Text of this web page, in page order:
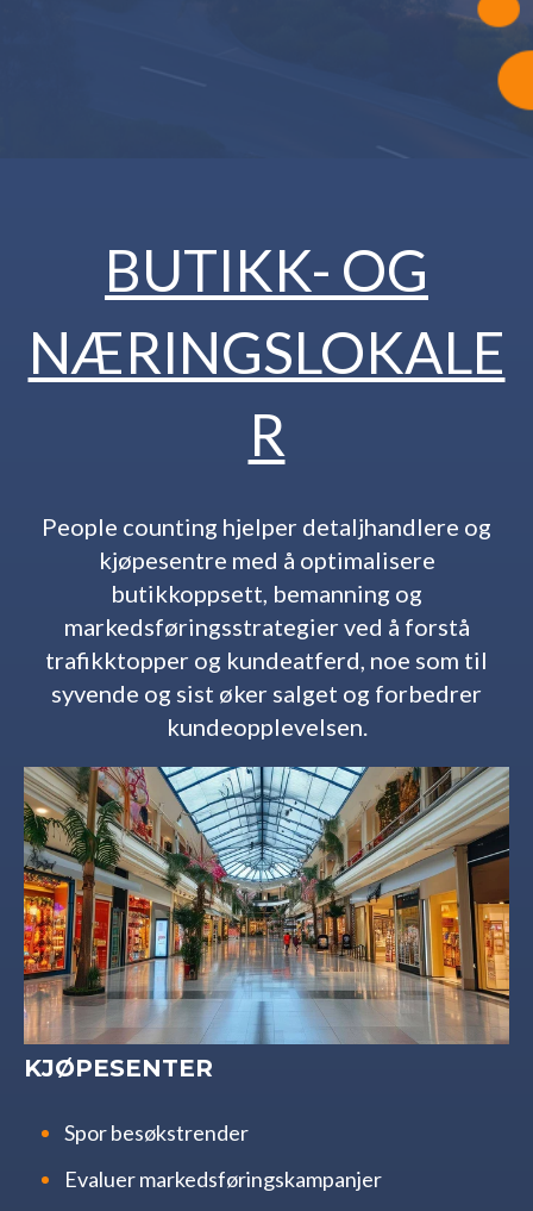
BUTIKK- OG
NÆRINGSLOKALE
R
People counting hjelper detaljhandlere og
kjøpesentre med å optimalisere
butikkoppsett, bemanning og
markedsføringsstrategier ved å forstå
trafikktopper og kundeatferd, noe som til
syvende og sist øker salget og forbedrer
kundeopplevelsen.
KJØPESENTER
Spor besøkstrender
Evaluer markedsføringskampanjer